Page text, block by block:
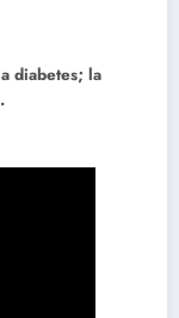
diabetes; la